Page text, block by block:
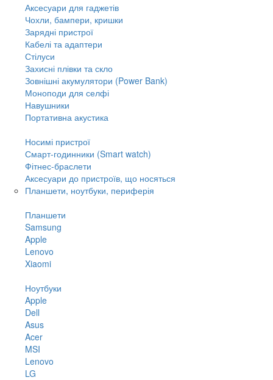
Аксесуари для гаджетів
Чохли, бампери, кришки
Зарядні пристрої
Кабелі та адаптери
Стілуси
Захисні плівки та скло
Зовнішні акумулятори (Power Bank)
Моноподи для селфі
Навушники
Портативна акустика
Носимі пристрої
Смарт-годинники (Smart watch)
Фітнес-браслети
Аксесуари до пристроїв, що носяться
Планшети, ноутбуки, периферія
Планшети
Samsung
Apple
Lenovo
Xiaomi
Ноутбуки
Apple
Dell
Asus
Acer
MSI
Lenovo
LG